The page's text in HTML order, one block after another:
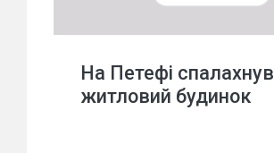
На Петефі спалахнув
житловий будинок